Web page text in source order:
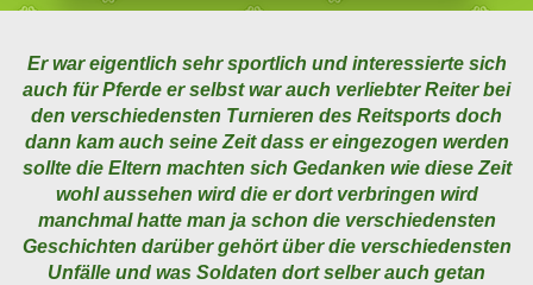
Er war eigentlich sehr sportlich und interessierte sich
auch für Pferde er selbst war auch verliebter Reiter bei
den verschiedensten Turnieren des Reitsports doch
dann kam auch seine Zeit dass er eingezogen werden
sollte die Eltern machten sich Gedanken wie diese Zeit
wohl aussehen wird die er dort verbringen wird
manchmal hatte man ja schon die verschiedensten
Geschichten darüber gehört über die verschiedensten
Unfälle und was Soldaten dort selber auch getan